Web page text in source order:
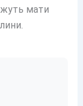
мати